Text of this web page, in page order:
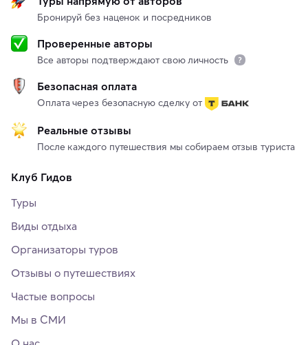
Бронируй без наценок и посредников
Проверенные авторы
Все авторы подтверждают свою личность
Безопасная оплата
Оплата через безопасную сделку от
Реальные отзывы
После каждого путешествия мы собираем отзыв туриста
Клуб Гидов
Туры
Виды отдыха
Организаторы туров
Отзывы о путешествиях
Частые вопросы
Мы в СМИ